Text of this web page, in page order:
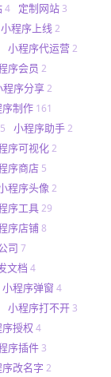
4 定制网站 3
小程序上线 2
小程序代运营2
序会员 2
程序分享2
制作 161
小程序助手2
序可视化2
序商店 5
程序头像 2
序工具29
序店铺8
司 7
文档 4
小程序弹窗 4
小程序打不开 3
授权 4
序插件 3
改名字 2